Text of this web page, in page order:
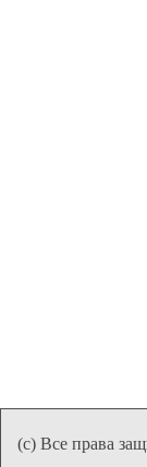
(с) Все права